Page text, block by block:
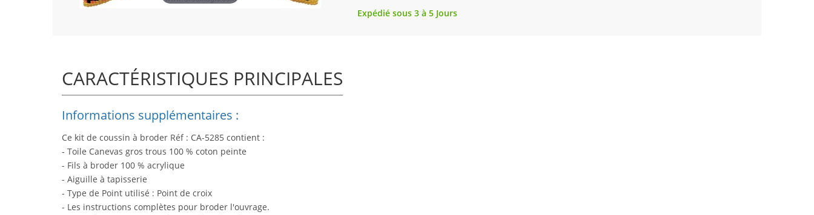
Expédié sous 3 à 5 Jours
CARACTÉRISTIQUES PRINCIPALES
Informations supplémentaires :
Ce kit de coussin à broder Réf : CA-5285 contient :
- Toile Canevas gros trous 100 % coton peinte
- Fils à broder 100 % acrylique
- Aiguille à tapisserie
- Type de Point utilisé : Point de croix
- Les instructions complètes pour broder l'ouvrage.